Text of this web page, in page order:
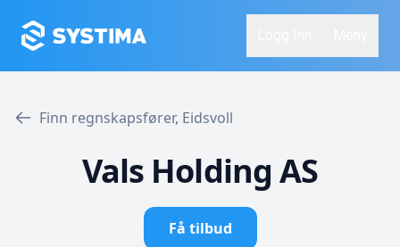
Finn regnskapsfører, Eidsvoll
Vals Holding AS
Få tilbud